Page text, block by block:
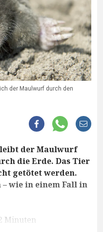
der Maulwurf durch den
der Maulwurf
die Erde. Das Tier
getötet werden.
wie in einem Fall in
Minuten